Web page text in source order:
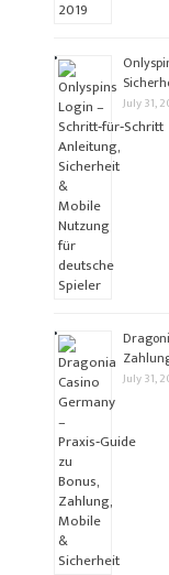
July 31,
July 31,